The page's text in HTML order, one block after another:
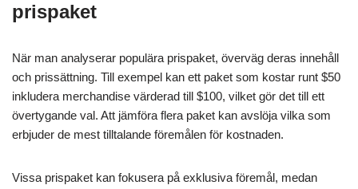
prispaket
När man analyserar populära prispaket, överväg deras innehåll
och prissättning. Till exempel kan ett paket som kostar runt $50
inkludera merchandise värderad till $100, vilket gör det till ett
övertygande val. Att jämföra flera paket kan avslöja vilka som
erbjuder de mest tilltalande föremålen för kostnaden.
Vissa prispaket kan fokusera på exklusiva föremål, medan